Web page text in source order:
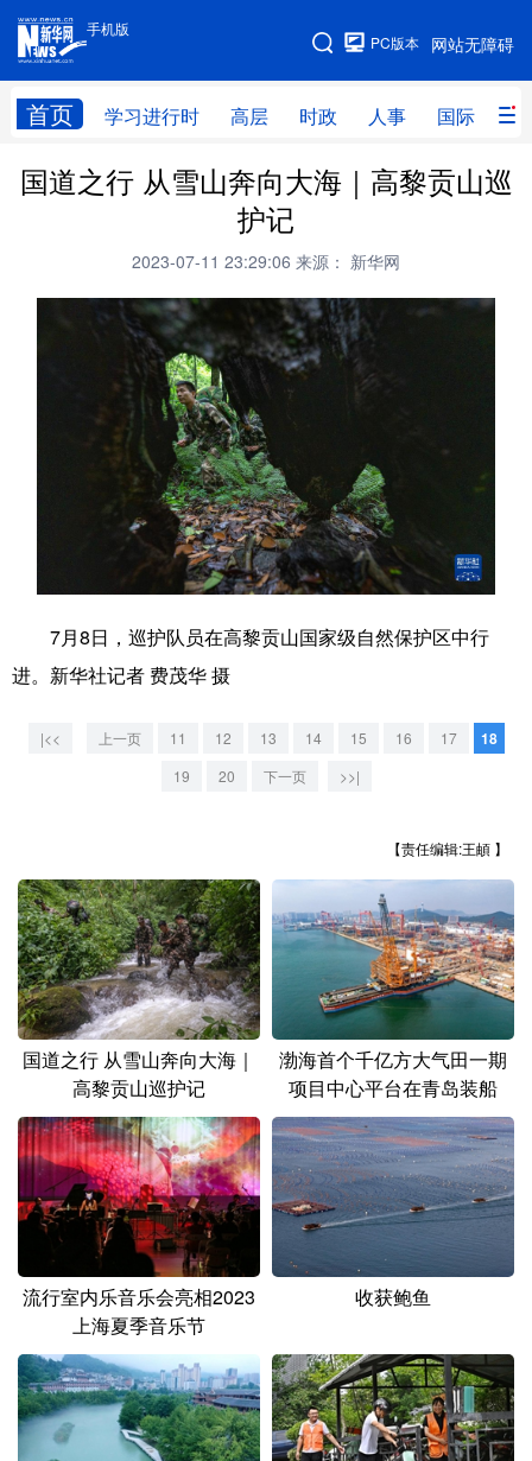
手机版
网站无障碍
PC版本
首页 学习进行时 高层 时政 人事 国际 财
手机版
网站地图
学习进行时 高层 时政 人事
全球连线
科创 量子
书画
视频
中央文件 金融
人居 信息化
乡村振兴 银龄 溯源中国
城市 旅游 能源 会展
彩票 娱乐
上市公司
北京 天津 河北 山西
辽宁 吉林 江苏
浙江 安徽 福建
山东 河南 湖北 湖南
广东 广西 海南 重庆
四川 贵州 云南 西藏
陕西 甘肃 青海 宁夏
内蒙古 黑龙江
多语种频道
English Español Français عربى
国道之行 从雪山奔向大海｜高黎贡山巡
护记
2023-07-11 23:29:06 来源： 新华网
7月8日，巡护队员在高黎贡山国家级自然保护区中行
进。新华社记者 费茂华 摄
|<< 上一页 11 12 13 14 15 16 17 18
19 20 下一页 >>|
【责任编辑:王頔 】
国道之行 从雪山奔向大海｜
高黎贡山巡护记
渤海首个千亿方大气田一期
项目中心平台在青岛装船
流行室内乐音乐会亮相2023
上海夏季音乐节
收获鲍鱼